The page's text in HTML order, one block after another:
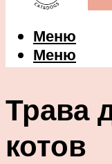
Меню
Меню
Трава
котов